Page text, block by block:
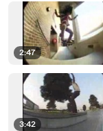
2:47
3:42